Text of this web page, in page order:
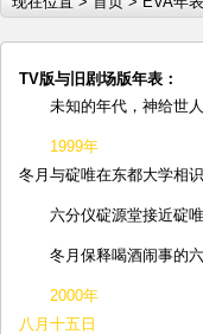
TV版与旧剧场版年表：
未知的年代，神给世
1999年
冬月与碇唯在东都大学相
六分仪碇源堂接近碇
冬月保释喝酒闹事的
2000年
八月十五日